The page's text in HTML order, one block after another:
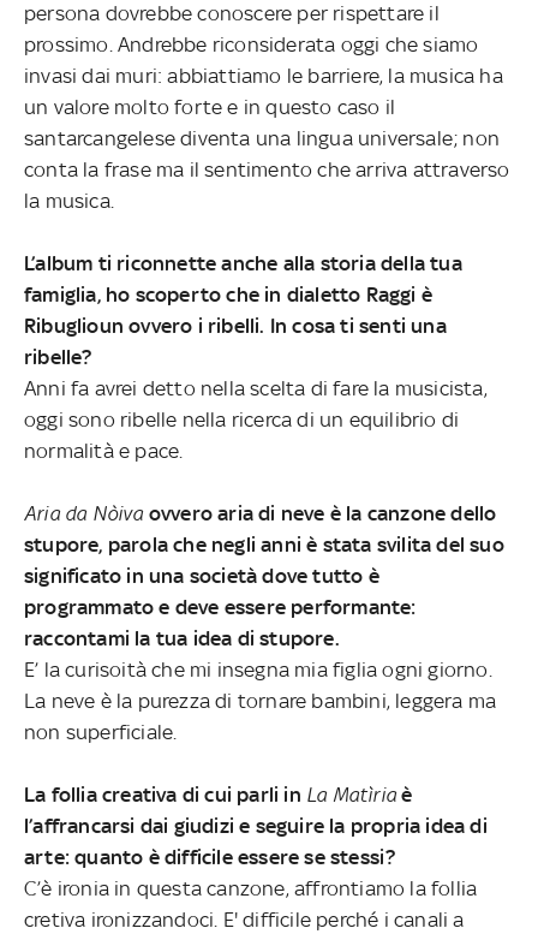
persona dovrebbe conoscere per rispettare il
prossimo. Andrebbe riconsiderata oggi che siamo
invasi dai muri: abbiattiamo le barriere, la musica ha
un valore molto forte e in questo caso il
santarcangelese diventa una lingua universale; non
conta la frase ma il sentimento che arriva attraverso
la musica.
L’album ti riconnette anche alla storia della tua
famiglia, ho scoperto che in dialetto Raggi è
Ribuglioun ovvero i ribelli. In cosa ti senti una
ribelle?
Anni fa avrei detto nella scelta di fare la musicista,
oggi sono ribelle nella ricerca di un equilibrio di
normalità e pace.
Aria da Nòivaovvero aria di neve è la canzone dello
stupore, parola che negli anni è stata svilita del suo
significato in una società dove tutto è
programmato e deve essere performante:
raccontami la tua idea di stupore.
E’ la curisoità che mi insegna mia figlia ogni giorno.
La neve è la purezza di tornare bambini, leggera ma
non superficiale.
La follia creativa di cui parli in La Matìriaè
l’affrancarsi dai giudizi e seguire la propria idea di
arte: quanto è difficile essere se stessi?
C’è ironia in questa canzone, affrontiamo la follia
cretiva ironizzandoci. E' difficile perché i canali a